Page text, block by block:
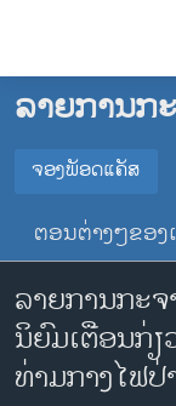
ເຂົ້າ
ຂ້າມ
ໄປ
ຊອກ
ຄົ້ນ
ໂຮມເພຈ
ລາວ
ອາເມຣິກາ
ການເລືອກຕັ້ງ ປະທ
ຂ່າວ​ຈີນ
ໂລກ
ເອເຊຍ
ລາຍການກ
ຈອງພັອດແຄັສ
ຕອນຕ່າງໆຂອງ
ລາຍການກະ
ນິຍົມເຕືອນກ່
ທ່າມກາງໄຟ